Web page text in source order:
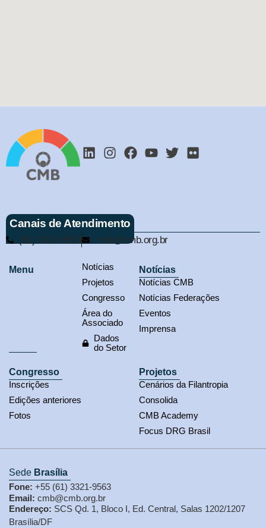
Canais de Atendimento
(61) 3321-9563 cmb@cmb.org.br
Menu
Notícias
Projetos
Congresso
Área do
Associado
Dados
do Setor
Notícias
Notícias CMB
Notícias Federações
Eventos
Imprensa
Congresso
Inscrições
Edições anteriores
Fotos
Projetos
Cenários da Filantropia
Consolida
CMB Academy
Focus DRG Brasil
Sede Brasília
Fone: +55 (61) 3321-9563
Email: cmb@cmb.org.br
Endereço: SCS Qd. 1, Bloco I, Ed. Central, Salas 1202/1207
Brasília/DF